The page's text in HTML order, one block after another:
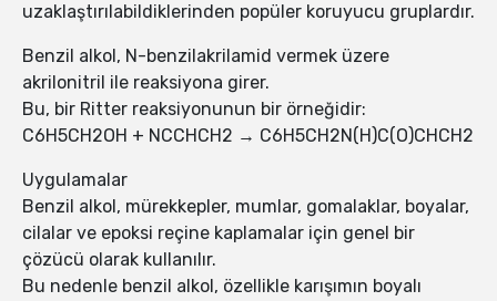
uzaklaştırılabildiklerinden popüler koruyucu gruplardır.
Benzil alkol, N-benzilakrilamid vermek üzere
akrilonitril ile reaksiyona girer.
Bu, bir Ritter reaksiyonunun bir örneğidir:
C6H5CH2OH + NCCHCH2 → C6H5CH2N(H)C(O)CHCH2
Uygulamalar
Benzil alkol, mürekkepler, mumlar, gomalaklar, boyalar,
cilalar ve epoksi reçine kaplamalar için genel bir
çözücü olarak kullanılır.
Bu nedenle benzil alkol, özellikle karışımın boyalı